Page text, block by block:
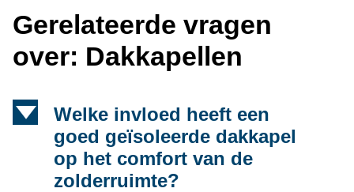
Gerelateerde vragen
over: Dakkapellen
d
Welke invloed heeft een
goed geïsoleerde dakkapel
op het comfort van de
zolderruimte?